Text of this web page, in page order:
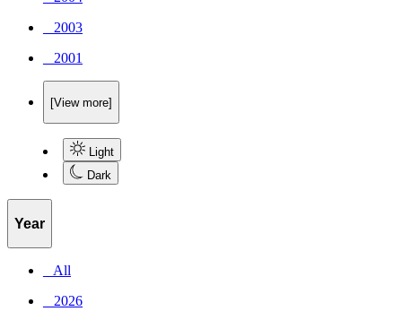
_ 2003
_ 2001
[View more]
Light
Dark
Year
_ All
_ 2026